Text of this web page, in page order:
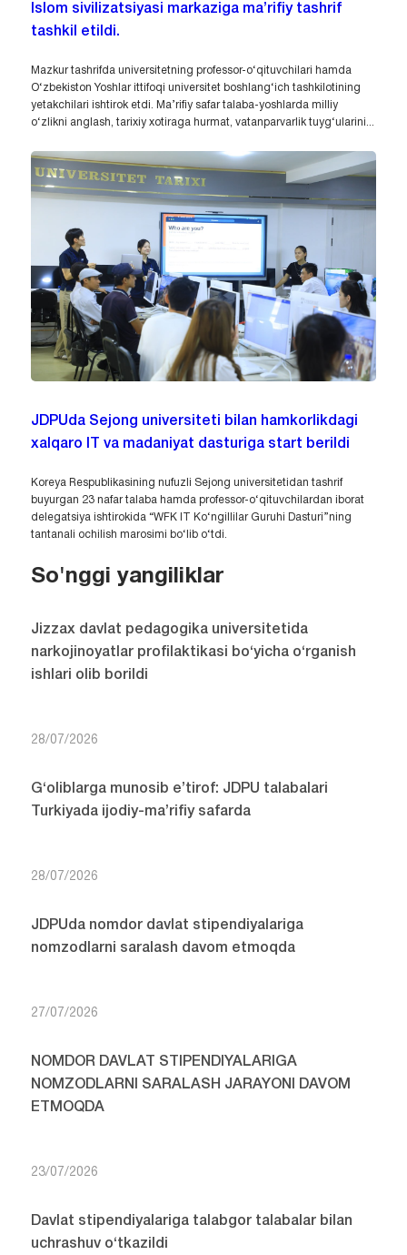
Islom sivilizatsiyasi markaziga ma’rifiy tashrif
tashkil etildi.
Mazkur tashrifda universitetning professor-o‘qituvchilari hamda
O‘zbekiston Yoshlar ittifoqi universitet boshlang‘ich tashkilotining
yetakchilari ishtirok etdi. Ma’rifiy safar talaba-yoshlarda milliy
o‘zlikni anglash, tarixiy xotiraga hurmat, vatanparvarlik tuyg‘ularini...
JDPUda Sejong universiteti bilan hamkorlikdagi
xalqaro IT va madaniyat dasturiga start berildi
Koreya Respublikasining nufuzli Sejong universitetidan tashrif
buyurgan 23 nafar talaba hamda professor-o‘qituvchilardan iborat
delegatsiya ishtirokida “WFK IT Ko‘ngillilar Guruhi Dasturi”ning
tantanali ochilish marosimi bo‘lib o‘tdi.
So'nggi yangiliklar
Jizzax davlat pedagogika universitetida
narkojinoyatlar profilaktikasi bo‘yicha o‘rganish
ishlari olib borildi
28/07/2026
G‘oliblarga munosib e’tirof: JDPU talabalari
Turkiyada ijodiy-ma’rifiy safarda
28/07/2026
JDPUda nomdor davlat stipendiyalariga
nomzodlarni saralash davom etmoqda
27/07/2026
NOMDOR DAVLAT STIPENDIYALARIGA
NOMZODLARNI SARALASH JARAYONI DAVOM
ETMOQDA
23/07/2026
Davlat stipendiyalariga talabgor talabalar bilan
uchrashuv o‘tkazildi